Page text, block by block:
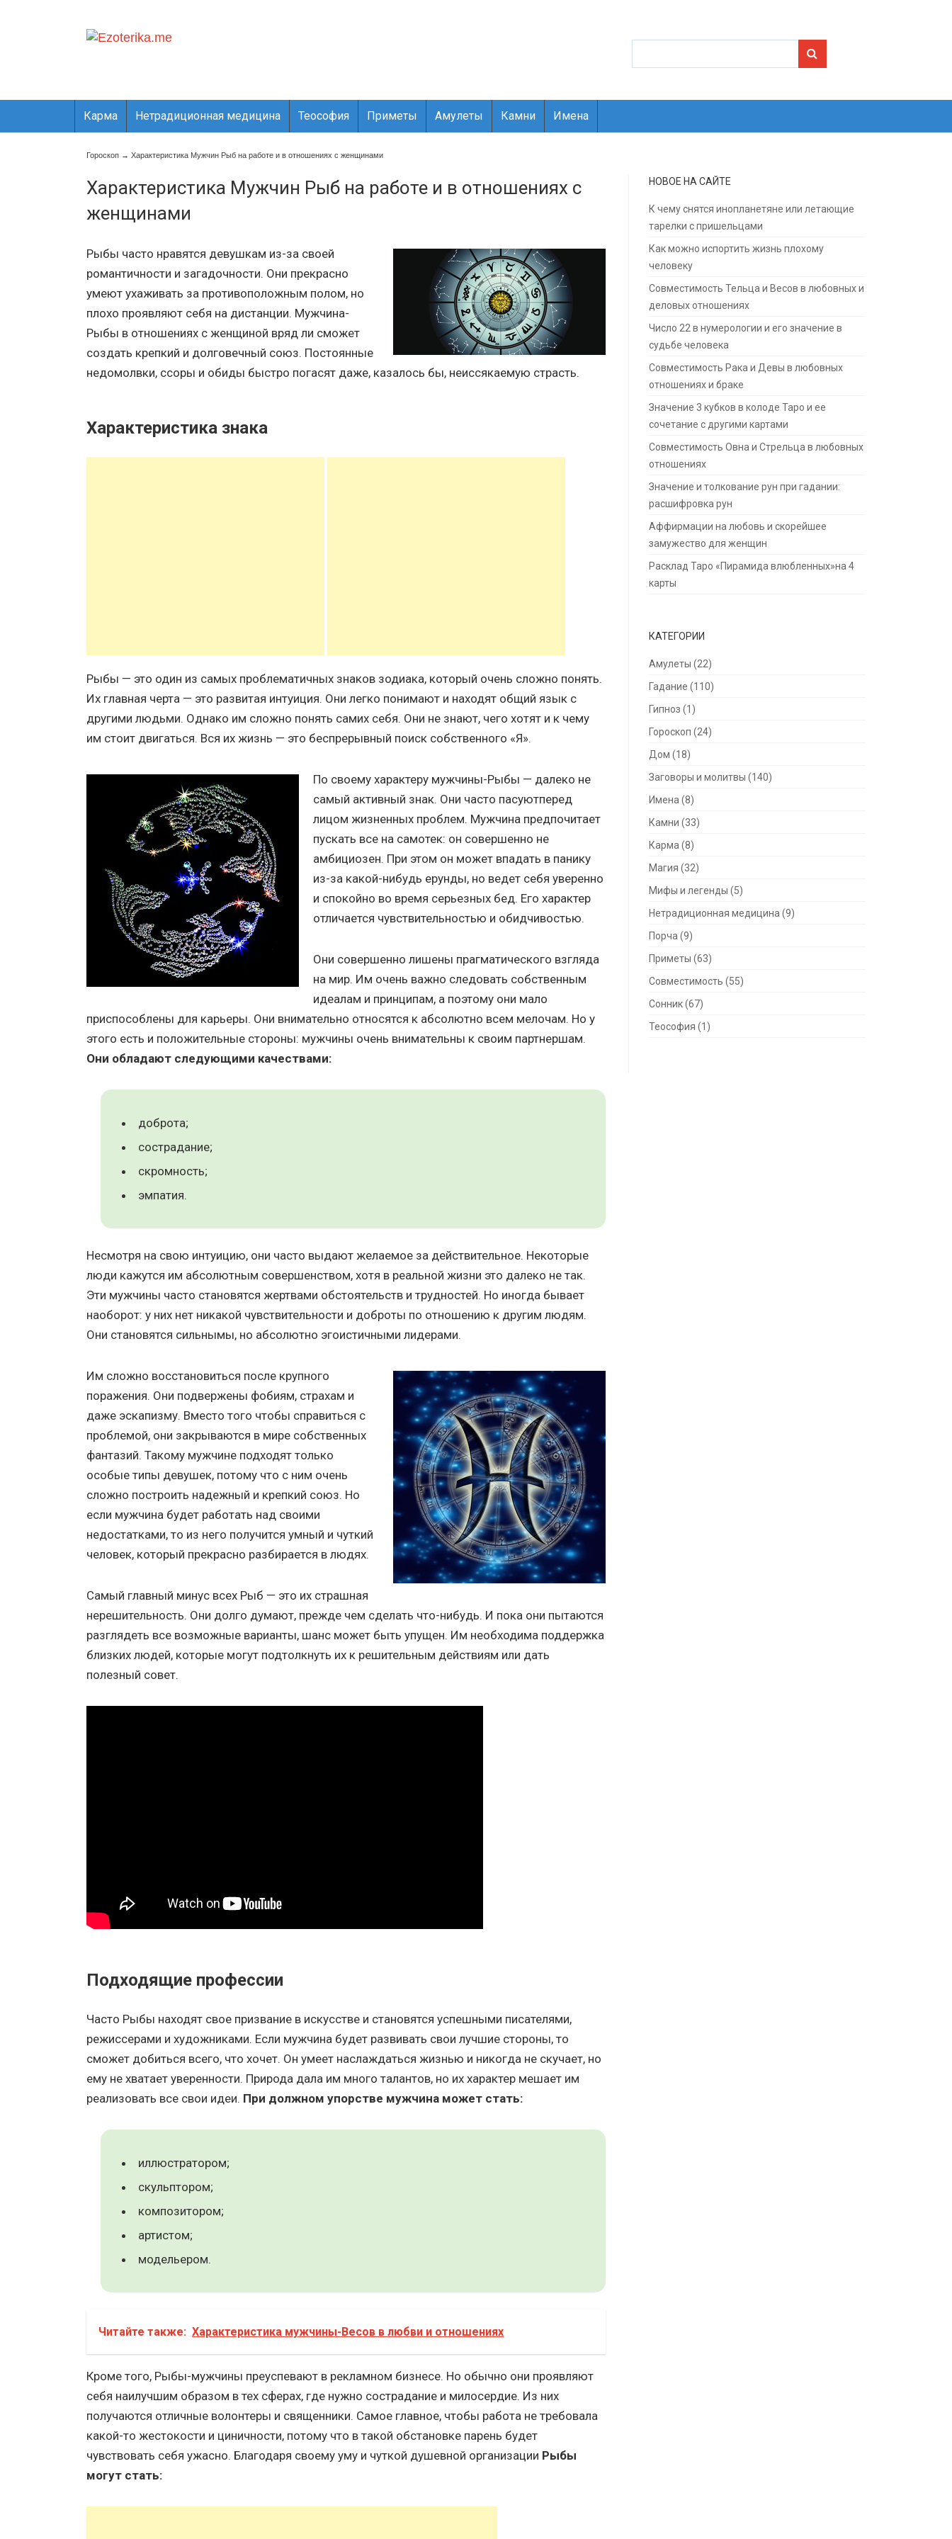
Карма Нетрадиционная медицина Теософия Приметы Амулеты Камни Имена
Гороскоп → Характеристика Мужчин Рыб на работе и в отношениях с женщинами
Характеристика Мужчин Рыб на работе и в отношениях с
женщинами
Рыбы часто нравятся девушкам из-за своей
романтичности и загадочности. Они прекрасно
умеют ухаживать за противоположным полом, но
плохо проявляют себя на дистанции. Мужчина-
Рыбы в отношениях с женщиной вряд ли сможет
создать крепкий и долговечный союз. Постоянные
недомолвки, ссоры и обиды быстро погасят даже, казалось бы, неиссякаемую страсть.
Характеристика знака
Рыбы — это один из самых проблематичных знаков зодиака, который очень сложно понять.
Их главная черта — это развитая интуиция. Они легко понимают и находят общий язык с
другими людьми. Однако им сложно понять самих себя. Они не знают, чего хотят и к чему
им стоит двигаться. Вся их жизнь — это беспрерывный поиск собственного «Я».
По своему характеру мужчины-Рыбы — далеко не
самый активный знак. Они часто пасуютперед
лицом жизненных проблем. Мужчина предпочитает
пускать все на самотек: он совершенно не
амбициозен. При этом он может впадать в панику
из-за какой-нибудь ерунды, но ведет себя уверенно
и спокойно во время серьезных бед. Его характер
отличается чувствительностью и обидчивостью.
Они совершенно лишены прагматического взгляда
на мир. Им очень важно следовать собственным
идеалам и принципам, а поэтому они мало
приспособлены для карьеры. Они внимательно относятся к абсолютно всем мелочам. Но у
этого есть и положительные стороны: мужчины очень внимательны к своим партнершам.
Они обладают следующими качествами:
доброта;
сострадание;
скромность;
эмпатия.
Несмотря на свою интуицию, они часто выдают желаемое за действительное. Некоторые
люди кажутся им абсолютным совершенством, хотя в реальной жизни это далеко не так.
Эти мужчины часто становятся жертвами обстоятельств и трудностей. Но иногда бывает
наоборот: у них нет никакой чувствительности и доброты по отношению к другим людям.
Они становятся сильнымы, но абсолютно эгоистичными лидерами.
Им сложно восстановиться после крупного
поражения. Они подвержены фобиям, страхам и
даже эскапизму. Вместо того чтобы справиться с
проблемой, они закрываются в мире собственных
фантазий. Такому мужчине подходят только
особые типы девушек, потому что с ним очень
сложно построить надежный и крепкий союз. Но
если мужчина будет работать над своими
недостатками, то из него получится умный и чуткий
человек, который прекрасно разбирается в людях.
Самый главный минус всех Рыб — это их страшная
нерешительность. Они долго думают, прежде чем сделать что-нибудь. И пока они пытаются
разглядеть все возможные варианты, шанс может быть упущен. Им необходима поддержка
близких людей, которые могут подтолкнуть их к решительным действиям или дать
полезный совет.
Подходящие профессии
Часто Рыбы находят свое призвание в искусстве и становятся успешными писателями,
режиссерами и художниками. Если мужчина будет развивать свои лучшие стороны, то
сможет добиться всего, что хочет. Он умеет наслаждаться жизнью и никогда не скучает, но
ему не хватает уверенности. Природа дала им много талантов, но их характер мешает им
реализовать все свои идеи. При должном упорстве мужчина может стать:
иллюстратором;
скульптором;
композитором;
артистом;
модельером.
Читайте также: Характеристика мужчины-Весов в любви и отношениях
Кроме того, Рыбы-мужчины преуспевают в рекламном бизнесе. Но обычно они проявляют
себя наилучшим образом в тех сферах, где нужно сострадание и милосердие. Из них
получаются отличные волонтеры и священники. Самое главное, чтобы работа не требовала
какой-то жестокости и циничности, потому что в такой обстановке парень будет
чувствовать себя ужасно. Благодаря своему уму и чуткой душевной организации Рыбы
могут стать:
НОВОЕ НА САЙТЕ
К чему снятся инопланетяне или летающие
тарелки с пришельцами
Как можно испортить жизнь плохому
человеку
Совместимость Тельца и Весов в любовных и
деловых отношениях
Число 22 в нумерологии и его значение в
судьбе человека
Совместимость Рака и Девы в любовных
отношениях и браке
Значение 3 кубков в колоде Таро и ее
сочетание с другими картами
Совместимость Овна и Стрельца в любовных
отношениях
Значение и толкование рун при гадании:
расшифровка рун
Аффирмации на любовь и скорейшее
замужество для женщин
Расклад Таро «Пирамида влюбленных»на 4
карты
КАТЕГОРИИ
Амулеты (22)
Гадание (110)
Гипноз (1)
Гороскоп (24)
Дом (18)
Заговоры и молитвы (140)
Имена (8)
Камни (33)
Карма (8)
Магия (32)
Мифы и легенды (5)
Нетрадиционная медицина (9)
Порча (9)
Приметы (63)
Совместимость (55)
Сонник(67)
Теософия (1)